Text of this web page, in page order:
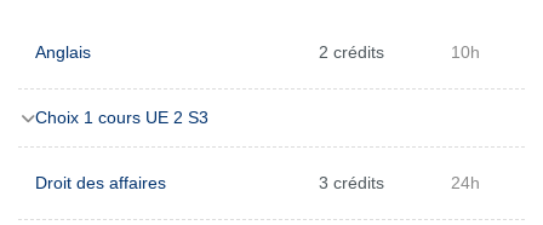
Anglais 2 crédits 10h
Choix 1 cours UE 2 S3
Droit des affaires 3 crédits 24h